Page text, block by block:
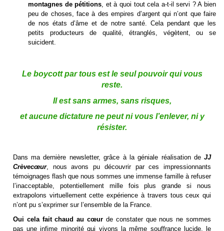
montagnes de pétitions, et à quoi tout cela a-t-il servi ? A bien
peu de choses, face à des empires d’argent qui n’ont que faire
de nos états d’âme et de notre santé. Cela pendant que les
petits producteurs de qualité, étranglés, végètent, ou se
suicident.
Le boycott par tous est le seul pouvoir qui vous
reste.
Il est sans armes, sans risques,
et aucune dictature ne peut ni vous l’enlever, ni y
résister.
Dans ma dernière newsletter, grâce à la géniale réalisation deJJ
Crèvecœur, nous avons pu découvrir par ces impressionnants
témoignages flash que nous sommes une immense famille à refuser
l’inacceptable, potentiellement mille fois plus grande si nous
extrapolons virtuellement cette expérience à travers tous ceux qui
n’ont pu s’exprimer sur l’ensemble de la France.
Oui cela fait chaud au cœur de constater que nous ne sommes
pas une infime minorité qui vivons la même souffrance lucide, le